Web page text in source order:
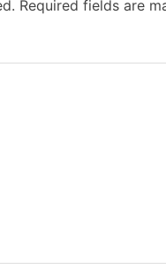
Required fields are